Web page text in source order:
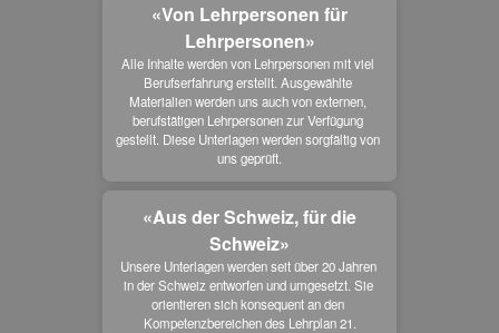
«Von Lehrpersonen für
Lehrpersonen»
Alle Inhalte werden von Lehrpersonen mit viel
Berufserfahrung erstellt. Ausgewählte
Materialien werden uns auch von externen,
berufstätigen Lehrpersonen zur Verfügung
gestellt. Diese Unterlagen werden sorgfältig von
uns geprüft.
«Aus der Schweiz, für die
Schweiz»
Unsere Unterlagen werden seit über 20 Jahren
in der Schweiz entworfen und umgesetzt. Sie
orientieren sich konsequent an den
Kompetenzbereichen des Lehrplan 21.